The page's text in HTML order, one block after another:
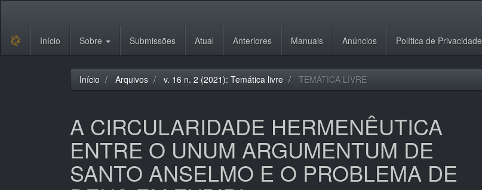
principal
Barra
Início Sobre Submissões Atual Anteriores Manuais Anúncios Política de Privacidade
Início Arquivos v. 16 n. 2 (2021): Temática livre TEMÁTICA LIVRE
A CIRCULARIDADE HERMENÊUTICA
ENTRE O UNUM ARGUMENTUM DE
SANTO ANSELMO E O PROBLEMA DE